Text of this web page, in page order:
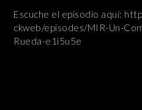
Escuche el episodio aquí:
ckweb/episodes/MIR-Un-
Rueda-e1i5u5e